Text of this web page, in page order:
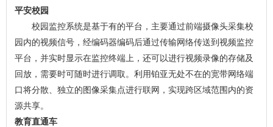
平安校园
校园监控系统是基于有的平台，主要通过前端摄像头采集校
园内的视频信号，经编码器编码后通过传输网络传送到视频监控
平台，并实时显示在监控终端上，还可以进行视频录像的存储及
回放，需要时可随时进行调取。利用铂亚无处不在的宽带网络端
口将分散、独立的图像采集点进行联网，实现跨区域范围内的资
源共享。
教育直通车